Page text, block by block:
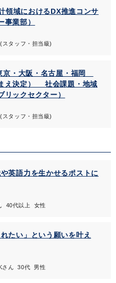
領域におけるDX推進コンサ
事業部）
スタッフ・担当級)
京・大阪・名古屋・福岡
え決定） 社会課題・地域
ックセクター）
スタッフ・担当級)
や英語力を生かせるポストに
40代以上 女性
たい」という願いを叶え
さん 30代 男性